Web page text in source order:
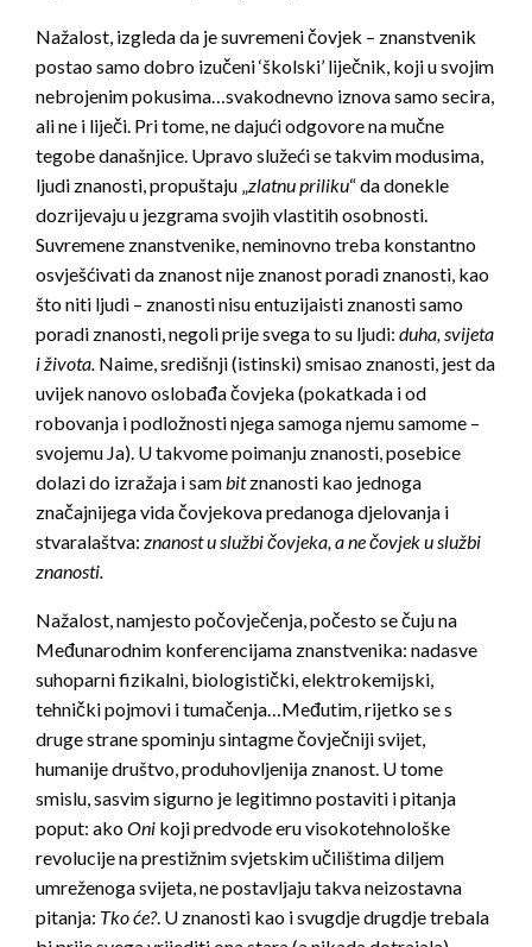
Nažalost, izgleda da je suvremeni čovjek – znanstvenik
postao samo dobro izučeni ‘školski’ liječnik, koji u svojim
nebrojenim pokusima…svakodnevno iznova samo secira,
ali ne i liječi. Pri tome, ne dajući odgovore na mučne
tegobe današnjice. Upravo služeći se takvim modusima,
ljudi znanosti, propuštaju „zlatnu priliku“ da donekle
dozrijevaju u jezgrama svojih vlastitih osobnosti.
Suvremene znanstvenike, neminovno treba konstantno
osvješćivati da znanost nije znanost poradi znanosti, kao
što niti ljudi – znanosti nisu entuzijaisti znanosti samo
poradi znanosti, negoli prije svega to su ljudi: duha, svijeta
i života. Naime, središnji (istinski) smisao znanosti, jest da
uvijek nanovo oslobađa čovjeka (pokatkada i od
robovanja i podložnosti njega samoga njemu samome –
svojemu Ja). U takvome poimanju znanosti, posebice
dolazi do izražaja i sambitznanosti kao jednoga
značajnijega vida čovjekova predanoga djelovanja i
stvaralaštva: znanost u službi čovjeka, a ne čovjek u službi
znanosti.
Nažalost, namjesto počovječenja, počesto se čuju na
Međunarodnim konferencijama znanstvenika: nadasve
suhoparni fizikalni, biologistički, elektrokemijski,
tehnički pojmovi i tumačenja…Međutim, rijetko se s
druge strane spominju sintagme čovječniji svijet,
humanije društvo, produhovljenija znanost. U tome
smislu, sasvim sigurno je legitimno postaviti i pitanja
poput: akoOni koji predvode eru visokotehnološke
revolucije na prestižnim svjetskim učilištima diljem
umreženoga svijeta, ne postavljaju takva neizostavna
pitanja: Tko će?. U znanosti kao i svugdje drugdje trebala